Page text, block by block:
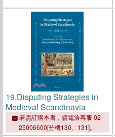
19.Disputing Strategies in
Medieval Scandinavia
若需訂購本書，請電洽客服 02-
25006600[分機130、131]。